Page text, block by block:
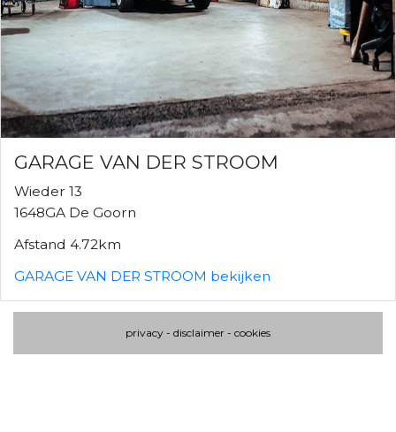
GARAGE VAN DER STROOM
Wieder 13
1648GA De Goorn
Afstand 4.72km
GARAGE VAN DER STROOM bekijken
privacy - disclaimer - cookies